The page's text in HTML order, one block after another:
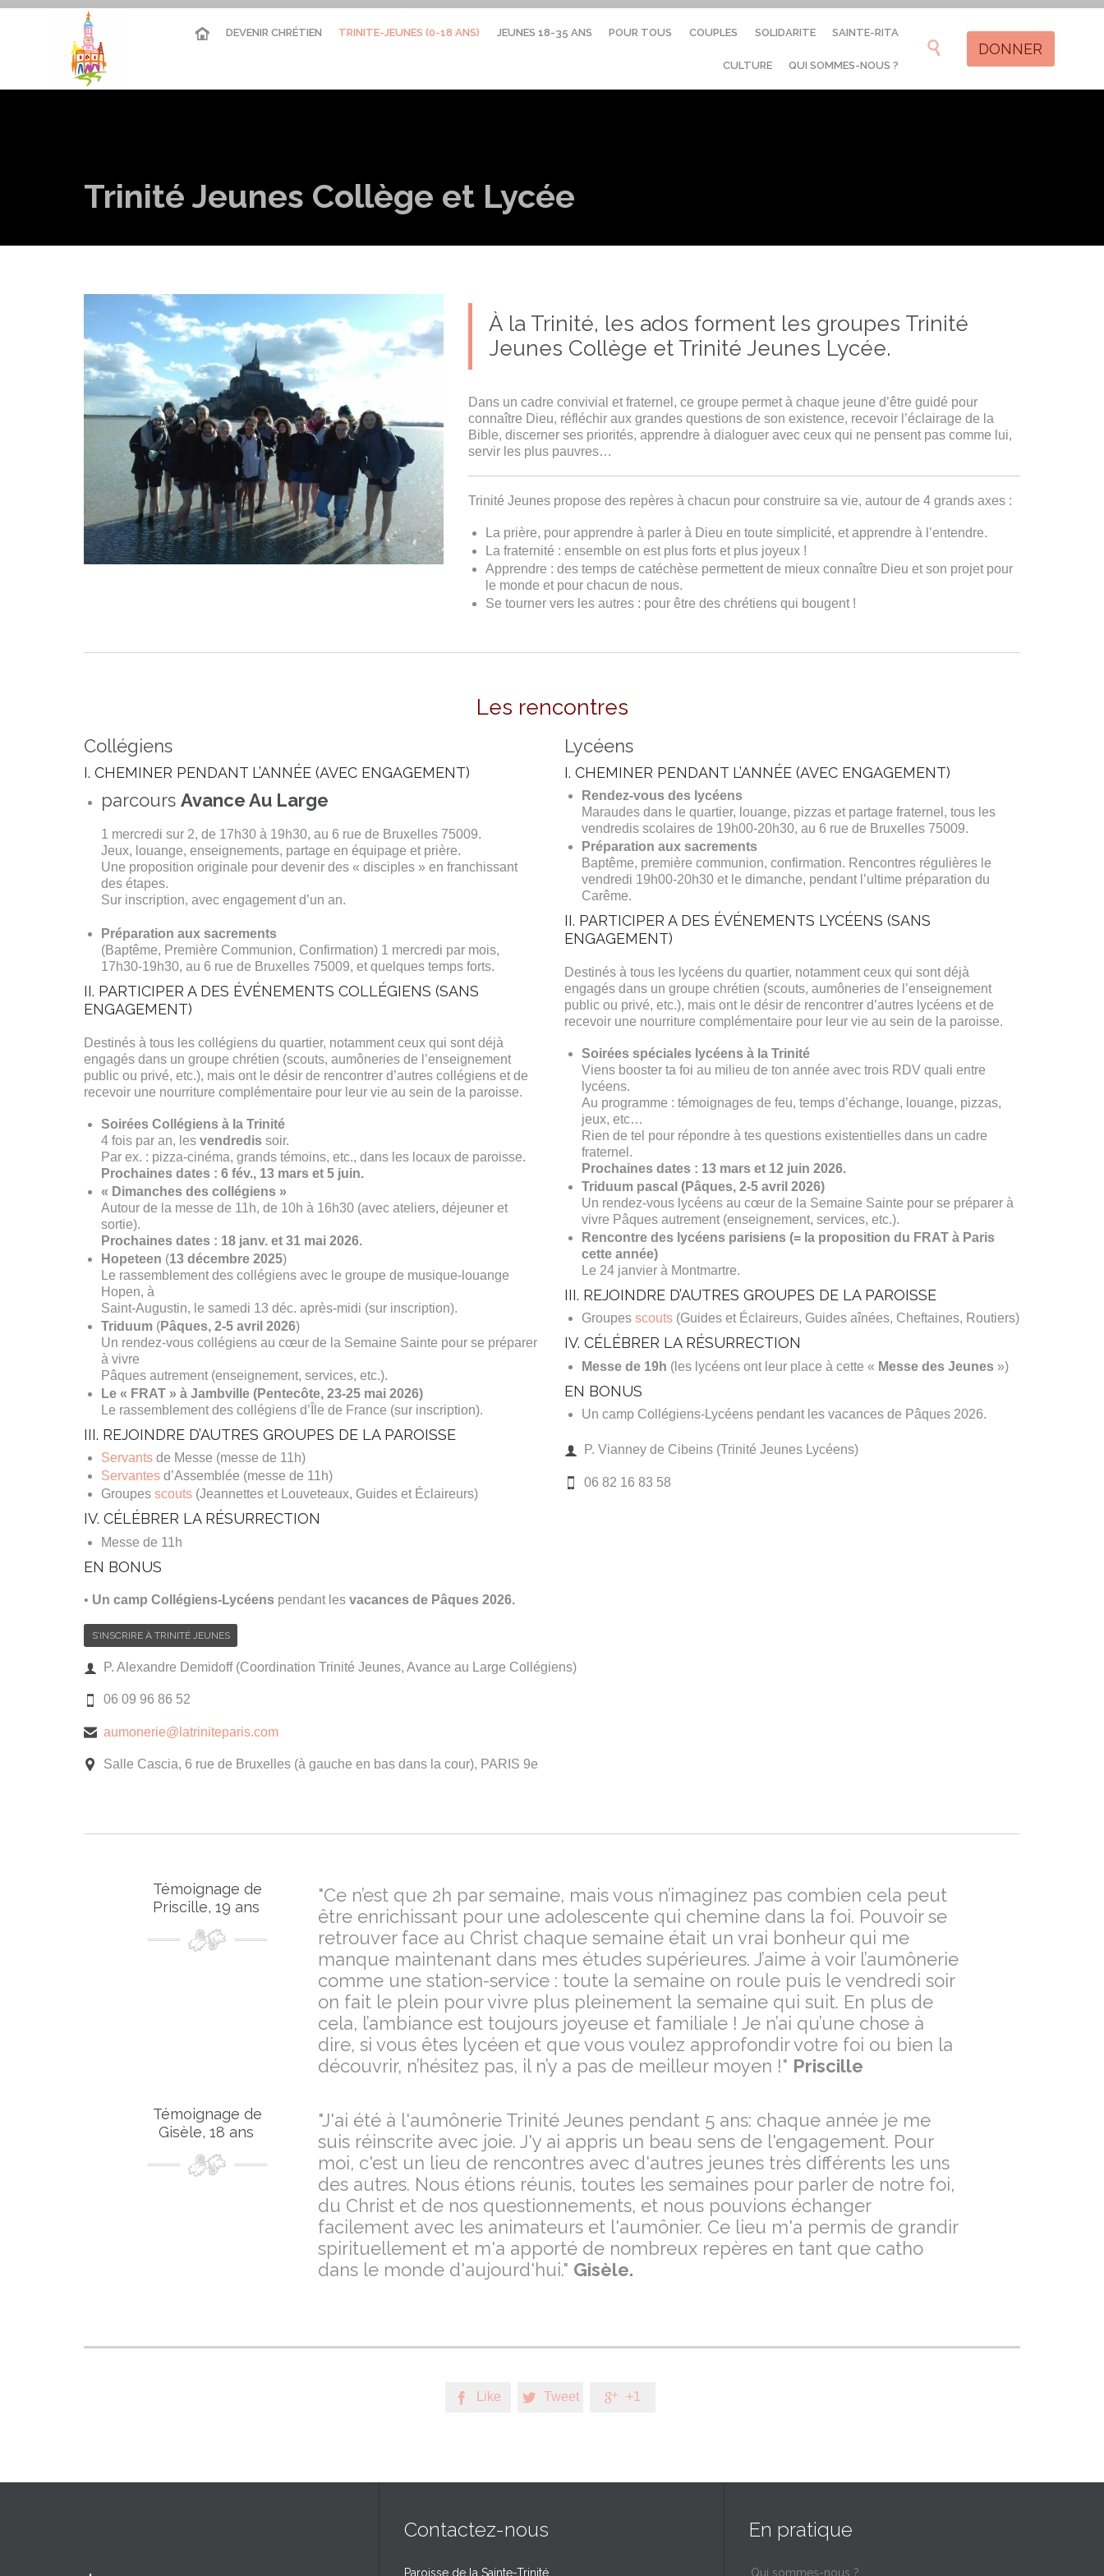
content
DEVENIR CHRÉTIEN TRINITE-JEUNES (0-18 ANS) JEUNES 18-35 ANS POUR TOUS COUPLES SOLIDARITE SAINTE-RITA
CULTURE QUI SOMMES-NOUS ?
 DONNER
Trinité Jeunes Collège et Lycée
À la Trinité, les ados forment les groupes Trinité
Jeunes Collège et Trinité Jeunes Lycée.
Dans un cadre convivial et fraternel, ce groupe permet à chaque jeune d’être guidé pour
connaître Dieu, réfléchir aux grandes questions de son existence, recevoir l’éclairage de la
Bible, discerner ses priorités, apprendre à dialoguer avec ceux qui ne pensent pas comme lui,
servir les plus pauvres…
Trinité Jeunes propose des repères à chacun pour construire sa vie, autour de 4 grands axes :
La prière, pour apprendre à parler à Dieu en toute simplicité, et apprendre à l’entendre.
La fraternité : ensemble on est plus forts et plus joyeux !
Apprendre : des temps de catéchèse permettent de mieux connaître Dieu et son projet pour
le monde et pour chacun de nous.
Se tourner vers les autres : pour être des chrétiens qui bougent !
Les rencontres
Collégiens
I. CHEMINER PENDANT L’ANNÉE (AVEC ENGAGEMENT)
parcours Avance Au Large
1 mercredi sur 2, de 17h30 à 19h30, au 6 rue de Bruxelles 75009.
Jeux, louange, enseignements, partage en équipage et prière.
Une proposition originale pour devenir des « disciples » en franchissant
des étapes.
Sur inscription, avec engagement d’un an.
Préparation aux sacrements
(Baptême, Première Communion, Confirmation) 1 mercredi par mois,
17h30-19h30, au 6 rue de Bruxelles 75009, et quelques temps forts.
II. PARTICIPER A DES ÉVÉNEMENTS COLLÉGIENS (SANS
ENGAGEMENT)
Destinés à tous les collégiens du quartier, notamment ceux qui sont déjà
engagés dans un groupe chrétien (scouts, aumôneries de l’enseignement
public ou privé, etc.), mais ont le désir de rencontrer d’autres collégiens et de
recevoir une nourriture complémentaire pour leur vie au sein de la paroisse.
Soirées Collégiens à la Trinité
4 fois par an, les vendredissoir.
Par ex. : pizza-cinéma, grands témoins, etc., dans les locaux de paroisse.
Prochaines dates : 6 fév., 13 mars et 5 juin.
« Dimanches des collégiens »
Autour de la messe de 11h, de 10h à 16h30 (avec ateliers, déjeuner et
sortie).
Prochaines dates : 18 janv. et 31 mai 2026.
Hopeteen (13 décembre 2025)
Le rassemblement des collégiens avec le groupe de musique-louange
Hopen, à
Saint-Augustin, le samedi 13 déc. après-midi (sur inscription).
Triduum(Pâques, 2-5 avril 2026)
Un rendez-vous collégiens au cœur de la Semaine Sainte pour se préparer
à vivre
Pâques autrement (enseignement, services, etc.).
Le « FRAT » à Jambville (Pentecôte, 23-25 mai 2026)
Le rassemblement des collégiens d’Île de France (sur inscription).
III. REJOINDRE D’AUTRES GROUPES DE LA PAROISSE
Servantsde Messe (messe de 11h)
Servantesd’Assemblée (messe de 11h)
Groupes scouts(Jeannettes et Louveteaux, Guides et Éclaireurs)
IV. CÉLÉBRER LA RÉSURRECTION
Messe de 11h
EN BONUS
• Un camp Collégiens-Lycéens pendant les vacances de Pâques 2026.
Lycéens
I. CHEMINER PENDANT L’ANNÉE (AVEC ENGAGEMENT)
Rendez-vous des lycéens
Maraudes dans le quartier, louange, pizzas et partage fraternel, tous les
vendredis scolaires de 19h00-20h30, au 6 rue de Bruxelles 75009.
Préparation aux sacrements
Baptême, première communion, confirmation. Rencontres régulières le
vendredi 19h00-20h30 et le dimanche, pendant l’ultime préparation du
Carême.
II. PARTICIPER A DES ÉVÉNEMENTS LYCÉENS (SANS
ENGAGEMENT)
Destinés à tous les lycéens du quartier, notamment ceux qui sont déjà
engagés dans un groupe chrétien (scouts, aumôneries de l’enseignement
public ou privé, etc.), mais ont le désir de rencontrer d’autres lycéens et de
recevoir une nourriture complémentaire pour leur vie au sein de la paroisse.
Soirées spéciales lycéens à la Trinité
Viens booster ta foi au milieu de ton année avec trois RDV quali entre
lycéens.
Au programme : témoignages de feu, temps d’échange, louange, pizzas,
jeux, etc…
Rien de tel pour répondre à tes questions existentielles dans un cadre
fraternel.
Prochaines dates : 13 mars et 12 juin 2026.
Triduum pascal (Pâques, 2-5 avril 2026)
Un rendez-vous lycéens au cœur de la Semaine Sainte pour se préparer à
vivre Pâques autrement (enseignement, services, etc.).
Rencontre des lycéens parisiens (= la proposition du FRAT à Paris
cette année)
Le 24 janvier à Montmartre.
III. REJOINDRE D’AUTRES GROUPES DE LA PAROISSE
Groupes scouts(Guides et Éclaireurs, Guides aînées, Cheftaines, Routiers)
IV. CÉLÉBRER LA RÉSURRECTION
Messe de 19h (les lycéens ont leur place à cette « Messe des Jeunes»)
EN BONUS
Un camp Collégiens-Lycéens pendant les vacances de Pâques 2026.
 P. Vianney de Cibeins (Trinité Jeunes Lycéens)
 06 82 16 83 58
S’INSCRIRE À TRINITÉ JEUNES
 P. Alexandre Demidoff (Coordination Trinité Jeunes, Avance au Large Collégiens)
 06 09 96 86 52
 aumonerie@latriniteparis.com
 Salle Cascia, 6 rue de Bruxelles (à gauche en bas dans la cour), PARIS 9e
Témoignage de
Priscille, 19 ans
"Ce n’est que 2h par semaine, mais vous n’imaginez pas combien cela peut
être enrichissant pour une adolescente qui chemine dans la foi. Pouvoir se
retrouver face au Christ chaque semaine était un vrai bonheur qui me
manque maintenant dans mes études supérieures. J’aime à voir l’aumônerie
comme une station-service : toute la semaine on roule puis le vendredi soir
on fait le plein pour vivre plus pleinement la semaine qui suit. En plus de
cela, l’ambiance est toujours joyeuse et familiale ! Je n’ai qu’une chose à
dire, si vous êtes lycéen et que vous voulez approfondir votre foi ou bien la
découvrir, n’hésitez pas, il n’y a pas de meilleur moyen !" Priscille
Témoignage de
Gisèle, 18 ans
"J'ai été à l'aumônerie Trinité Jeunes pendant 5 ans: chaque année je me
suis réinscrite avec joie. J'y ai appris un beau sens de l'engagement. Pour
moi, c'est un lieu de rencontres avec d'autres jeunes très différents les uns
des autres. Nous étions réunis, toutes les semaines pour parler de notre foi,
du Christ et de nos questionnements, et nous pouvions échanger
facilement avec les animateurs et l'aumônier. Ce lieu m'a permis de grandir
spirituellement et m'a apporté de nombreux repères en tant que catho
dans le monde d'aujourd'hui." Gisèle.
 Like  Tweet  +1
Contactez-nous
Paroisse de la Sainte-Trinité
En pratique
Qui sommes-nous ?